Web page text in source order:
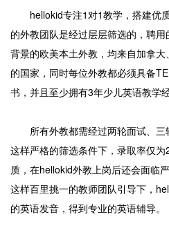
hellokid专注1对1教学，搭建优
的外教团队是经过层层筛选的，聘
背景的欧美本土外教，均来自加拿
的国家，同时每位外教都必须具备
书，并且至少拥有3年少儿英语教学经
所有外教都需经过两轮面试、三
这样严格的筛选条件下，录取率仅
质，在hellokid外教上岗后还会面临
这样百里挑一的教师团队引导下，
的英语发音，得到专业的英语辅导。